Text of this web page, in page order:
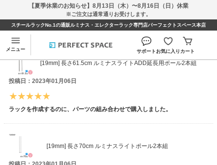
【夏季休業のお知らせ】8月13日（木）〜8月16日（日）休業
※ご注文は通常通りお受けします。
スチールラックNo.1の通販ルミナス・エレクターラック専門店パーフェクトスペース本店
メニュー サポートお気に入り カート
とものんさんのレビュー
[19mm] 長さ61.5cm ルミナスライトADD延長用ポール2本組
投稿日：2023年01月06日
ラックを作成するのに、パーツの組み合わせで購入しました。
[19mm] 長さ70cm ルミナスライトポール2本組